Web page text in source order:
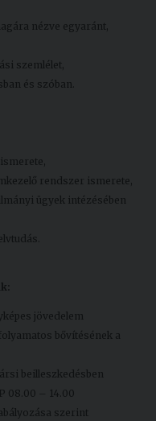
nézve egyaránt,
szemlélet,
és szóban.
rendszer ismerete,
ügyek intézésében
jövedelem
bővítésének a
beilleszkedésben
08.00 – 14.00
szerint